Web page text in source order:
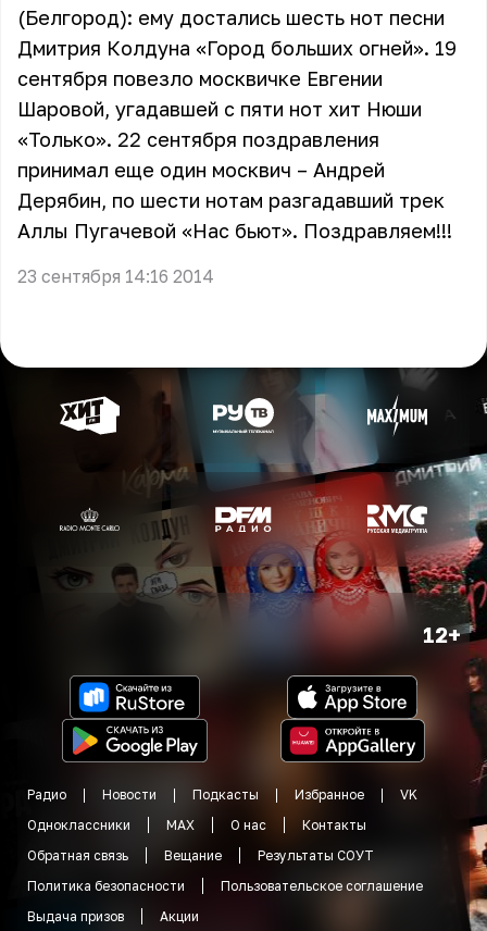
(Белгород): ему достались шесть нот песни
Дмитрия Колдуна «Город больших огней». 19
сентября повезло москвичке Евгении
Шаровой, угадавшей с пяти нот хит Нюши
«Только». 22 сентября поздравления
принимал еще один москвич – Андрей
Дерябин, по шести нотам разгадавший трек
Аллы Пугачевой «Нас бьют». Поздравляем!!!
23 сентября 14:16 2014
12+
Радио Новости Подкасты Избранное
VK
Одноклассники
MAX О нас
Контакты
Обратная связь
Вещание
Результаты СОУТ
Политика безопасности
Пользовательское соглашение
Выдача призов
Акции